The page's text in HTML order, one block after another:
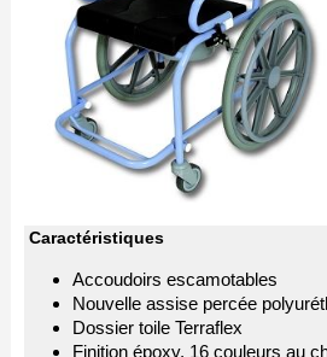
Caractéristiques
Accoudoirs escamotables
Nouvelle assise percée
Dossier toile Terraflex
Finition époxy, 16 couleurs au